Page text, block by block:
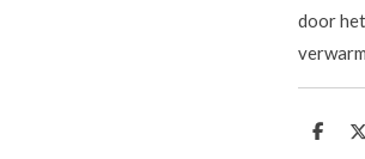
door het
D
D